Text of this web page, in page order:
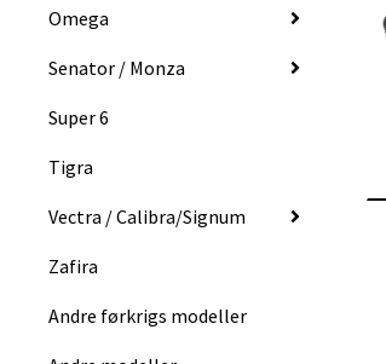
Omega
Senator / Monza
Super 6
Tigra
Vectra / Calibra/Signum
Zafira
Andre førkrigs modeller